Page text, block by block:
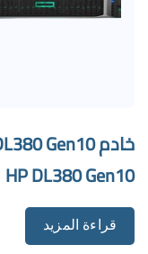
HP DL380 Gen10
قراءة المزيد